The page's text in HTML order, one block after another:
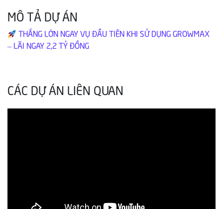
MÔ TẢ DỰ ÁN
THẮNG LỚN NGAY VỤ ĐẦU TIÊN KHI SỬ DỤNG GROWMAX
– LÃI NGAY 2,2 TỶ ĐỒNG
CÁC DỰ ÁN LIÊN QUAN